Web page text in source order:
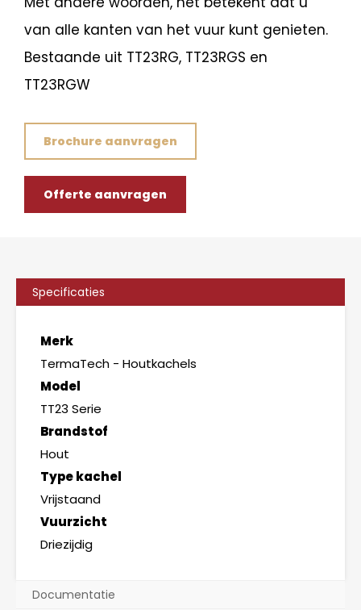
van alle kanten van het vuur kunt genieten.
Bestaande uit TT23RG, TT23RGS en
TT23RGW
Brochure aanvragen
Offerte aanvragen
Specificaties
Merk
TermaTech - Houtkachels
Model
TT23 Serie
Brandstof
Hout
Type kachel
Vrijstaand
Vuurzicht
Driezijdig
Documentatie